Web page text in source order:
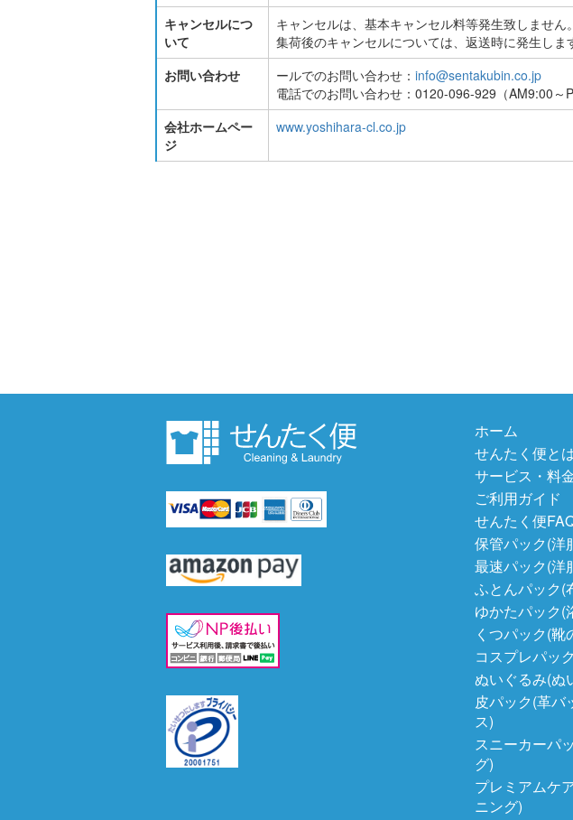
キャンセルにつ
いて
キャンセルは、基本キャンセル料等発生致しません。
集荷後のキャンセルについては、返送時に発生しま
お問い合わせ
ールでのお問い合わせ： info@sentakubin.co.jp
電話でのお問い合わせ：0120-096-929（AM9:00～
会社ホームペー
ジ
www.yoshihara-cl.co.jp
ホーム
せんたく便と
サービス・料
ご利用ガイド
せんたく便
保管パック(洋
最速パック(洋
ふとんパック(
ゆかたパック(
くつパック(靴
コスプレパッ
ぬいぐるみ(ぬ
皮パック(革バ
ス)
スニーカーパ
グ)
プレミアムケ
ニング)